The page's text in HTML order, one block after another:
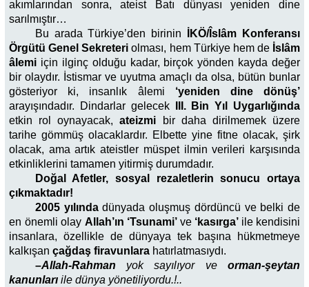
akımlarından sonra, ateist Batı dünyası yeniden dine
sarılmıştır…
Bu arada Türkiye’den birinin
İKÖ/Îslâm Konfe­ransı
Örgütü Genel Sekreteriolması, hem Tür­kiye hem de İslâm
âlemi için ilginç olduğu kadar, birçok yönden kayda değer
bir olaydır. İstismar ve uyutma amaçlı da olsa, bütün bunlar
gösteriyor ki, insanlık âlemi ‘yeniden dine dönüş’
arayışındadır. Dindarlar gelecek
III. Bin Yıl Uygarlığında
etkin rol oynayacak,ateiz­mi
bir daha dirilmemek üzere
tarihe gömmüş olacaklardır. Elbette yine fitne olacak, şirk
olacak, ama artık ateistler müspet ilmin verileri karşısında
etkinliklerini tamamen yitirmiş durumdadır.
Doğal Afetler, sosyal rezaletlerin sonucu ortaya
çıkmaktadır!
2005 yılındadünyada oluşmuş dördüncü ve belki de
en önemli olay Allah’ın ‘Tsunami’ ve ‘kasırga’ ile kendisini
insanlara, özellikle de dünyaya tek başına hükmetmeye
kalkışan çağdaş firavunla­ra hatırlatmasıydı.
–Allah-Rahman yok sayılıyor veorman-şeytan
kanunları ile dünya yönetiliyordu.!..